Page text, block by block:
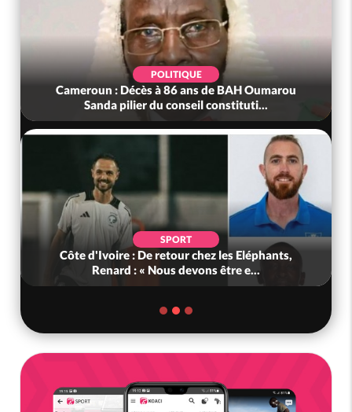
POLITIQUE
Cameroun : Décès à 86 ans de BAH Oumarou
Sanda pilier du conseil constituti...
SPORT
Côte d'Ivoire : De retour chez les Eléphants,
Renard : « Nous devons être e...